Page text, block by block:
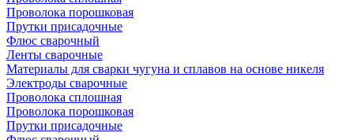
Проволока порошковая
Прутки присадочные
Флюс сварочный
Ленты сварочные
Материалы для сварки чугуна и сплавов на основе никеля
Электроды сварочные
Проволока сплошная
Проволока порошковая
Прутки присадочные